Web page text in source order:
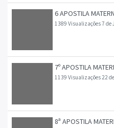
6 APOSTILA
1389 Visualizações7 de
7º APOSTILA
1139 Visualizações22
8ª